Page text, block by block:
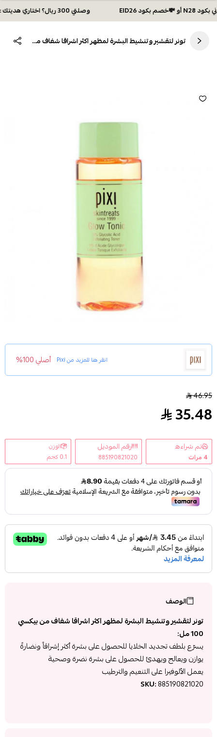
وصلتي 300 ريال؟ اختاري هديتك :🏍 شحن مجاني بكود N28 أو 💸خصم بكود EID26
تونر لتقشير وتنشيط البشرة لمظهر اكثر اشراقا شفاف من بيكسي 100 مل
انقر هنا للمزيد منPixi أصلي 100%
تونر لتقشير وتنشيط البشرة لمظهر اكثر اشراقا شفاف من
46.95
35.48
تم شراءه
4 مرات
رقم الموديل
885190821020
الوزن
0.1 كجم
الوصف
تونر لتقشير وتنشيط البشرة لمظهر اكثر اشراقا شفاف من بيكسي
100 مل:
يسرّع بلطف تجديد الخلايا للحصول على بشرة أكثر إشراقاً ونضارةً
يوازن ويعالج ويهدئ للحصول على بشرة نضرة وصحية
يعمل الألوفيرا على التنعيم والترطيب
SKU:885190821020